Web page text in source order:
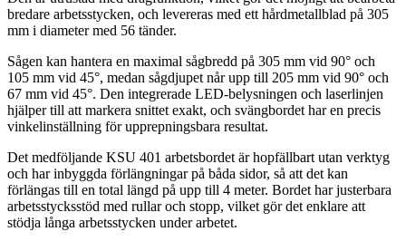
bredare arbetsstycken, och levereras med ett hårdmetallblad på 305
mm i diameter med 56 tänder.
Sågen kan hantera en maximal sågbredd på 305 mm vid 90° och
105 mm vid 45°, medan sågdjupet når upp till 205 mm vid 90° och
67 mm vid 45°. Den integrerade LED-belysningen och laserlinjen
hjälper till att markera snittet exakt, och svängbordet har en precis
vinkelinställning för upprepningsbara resultat.
Det medföljande KSU 401 arbetsbordet är hopfällbart utan verktyg
och har inbyggda förlängningar på båda sidor, så att det kan
förlängas till en total längd på upp till 4 meter. Bordet har justerbara
arbetsstycksstöd med rullar och stopp, vilket gör det enklare att
stödja långa arbetsstycken under arbetet.